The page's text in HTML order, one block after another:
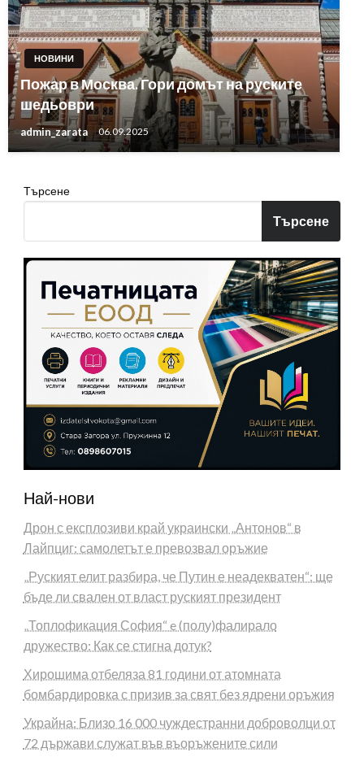
НОВИНИ
Пожар в Москва. Гори домът на руските
шедьоври
admin_zarata 06.09.2025
Търсене
Търсене
Най-нови
Дрон с експлозиви край украински „Антонов“ в
Лайпциг: самолетът е превозвал оръжие
„Руският елит разбира, че Путин е неадекватен“: ще
бъде ли свален от власт руският президент
„Топлофикация София“ e (полу)фалирало
дружество: Как се стигна дотук?
Хирошима отбеляза 81 години от атомната
бомбардировка с призив за свят без ядрени оръжия
Украйна: Близо 16 000 чуждестранни доброволци от
72 държави служат във въоръжените сили